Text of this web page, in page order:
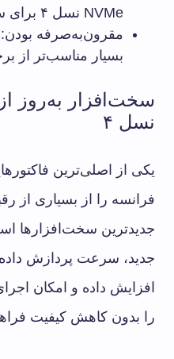
NVMe نسل ۴ برای سرعتی بی‌نظیر
مقرون‌به‌صرفه
بسیار مناسب‌تر از
نسل ۴
یکی از اصلی‌ترین
فرانسه را از بسیاری از
جدید، سرعت پردازش
افزایش داده و امکان
را بدون کاهش کیفیت